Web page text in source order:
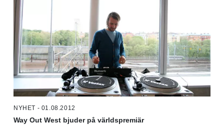
NYHET - 01.08.2012
Way Out West bjuder på världspremiär